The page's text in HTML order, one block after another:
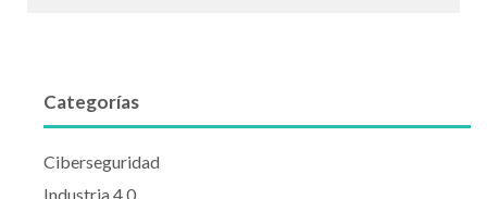
Categorías
Ciberseguridad
Industria 4.0